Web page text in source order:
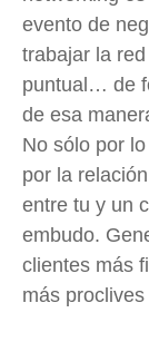
evento de
trabajar la
puntual… de
de esa
No sólo por
por la
entre tu y un
embudo.
clientes más
más